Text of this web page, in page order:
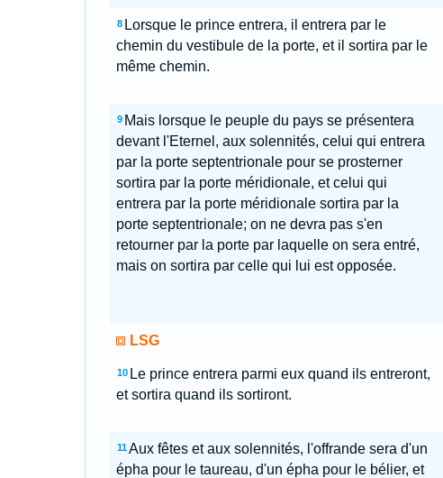
8 Lorsque le prince entrera, il entrera par le
chemin du vestibule de la porte, et il sortira par le
même chemin.
9 Mais lorsque le peuple du pays se présentera
devant l'Eternel, aux solennités, celui qui entrera
par la porte septentrionale pour se prosterner
sortira par la porte méridionale, et celui qui
entrera par la porte méridionale sortira par la
porte septentrionale; on ne devra pas s'en
retourner par la porte par laquelle on sera entré,
mais on sortira par celle qui lui est opposée.
LSG
10 Le prince entrera parmi eux quand ils entreront,
et sortira quand ils sortiront.
11 Aux fêtes et aux solennités, l'offrande sera d'un
épha pour le taureau, d'un épha pour le bélier, et